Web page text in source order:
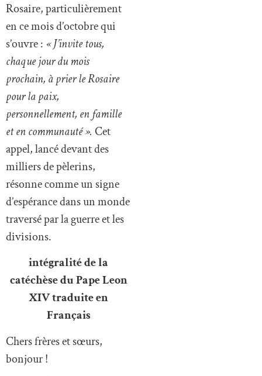
Rosaire, particulièrement
en ce mois d’octobre qui
s’ouvre : « J’invite tous,
chaque jour du mois
prochain, à prier le Rosaire
pour la paix,
personnellement, en famille
et en communauté ». Cet
appel, lancé devant des
milliers de pèlerins,
résonne comme un signe
d’espérance dans un monde
traversé par la guerre et les
divisions.
intégralité de la
catéchèse du Pape Leon
XIV traduite en
Français
Chers frères et sœurs,
bonjour !